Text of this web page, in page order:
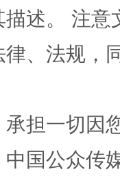
述。 注
、法规，
担一切因
国公众传